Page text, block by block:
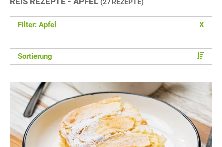
(27 REZEPTE)
Filter: Apfel X
Sortierung